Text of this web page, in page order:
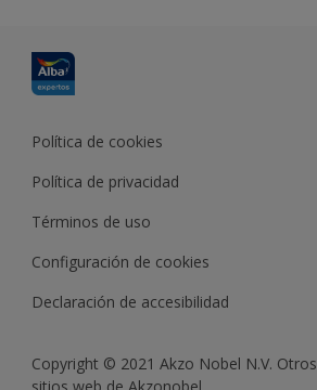
Política de cookies
Política de privacidad
Términos de uso
Configuración de cookies
Declaración de accesibilidad
Copyright © 2021 Akzo Nobel N.V. Otros
sitios web de Akzonobel